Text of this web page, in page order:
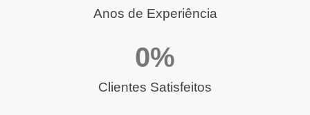
Anos de Experiência
Clientes Satisfeitos
0%